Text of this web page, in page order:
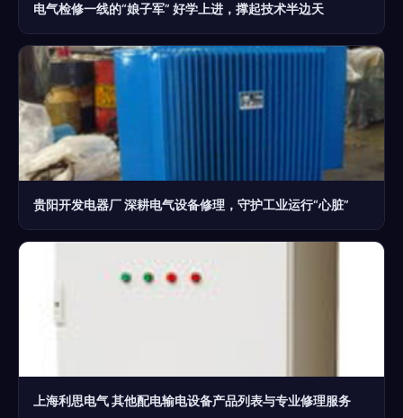
电气检修一线的“娘子军” 好学上进，撑起技术半边天
贵阳开发电器厂 深耕电气设备修理，守护工业运行“心脏”
上海利思电气 其他配电输电设备产品列表与专业修理服务